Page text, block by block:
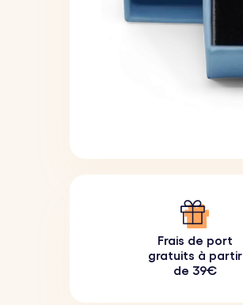
Frais de port
gratuits à partir
de 39€